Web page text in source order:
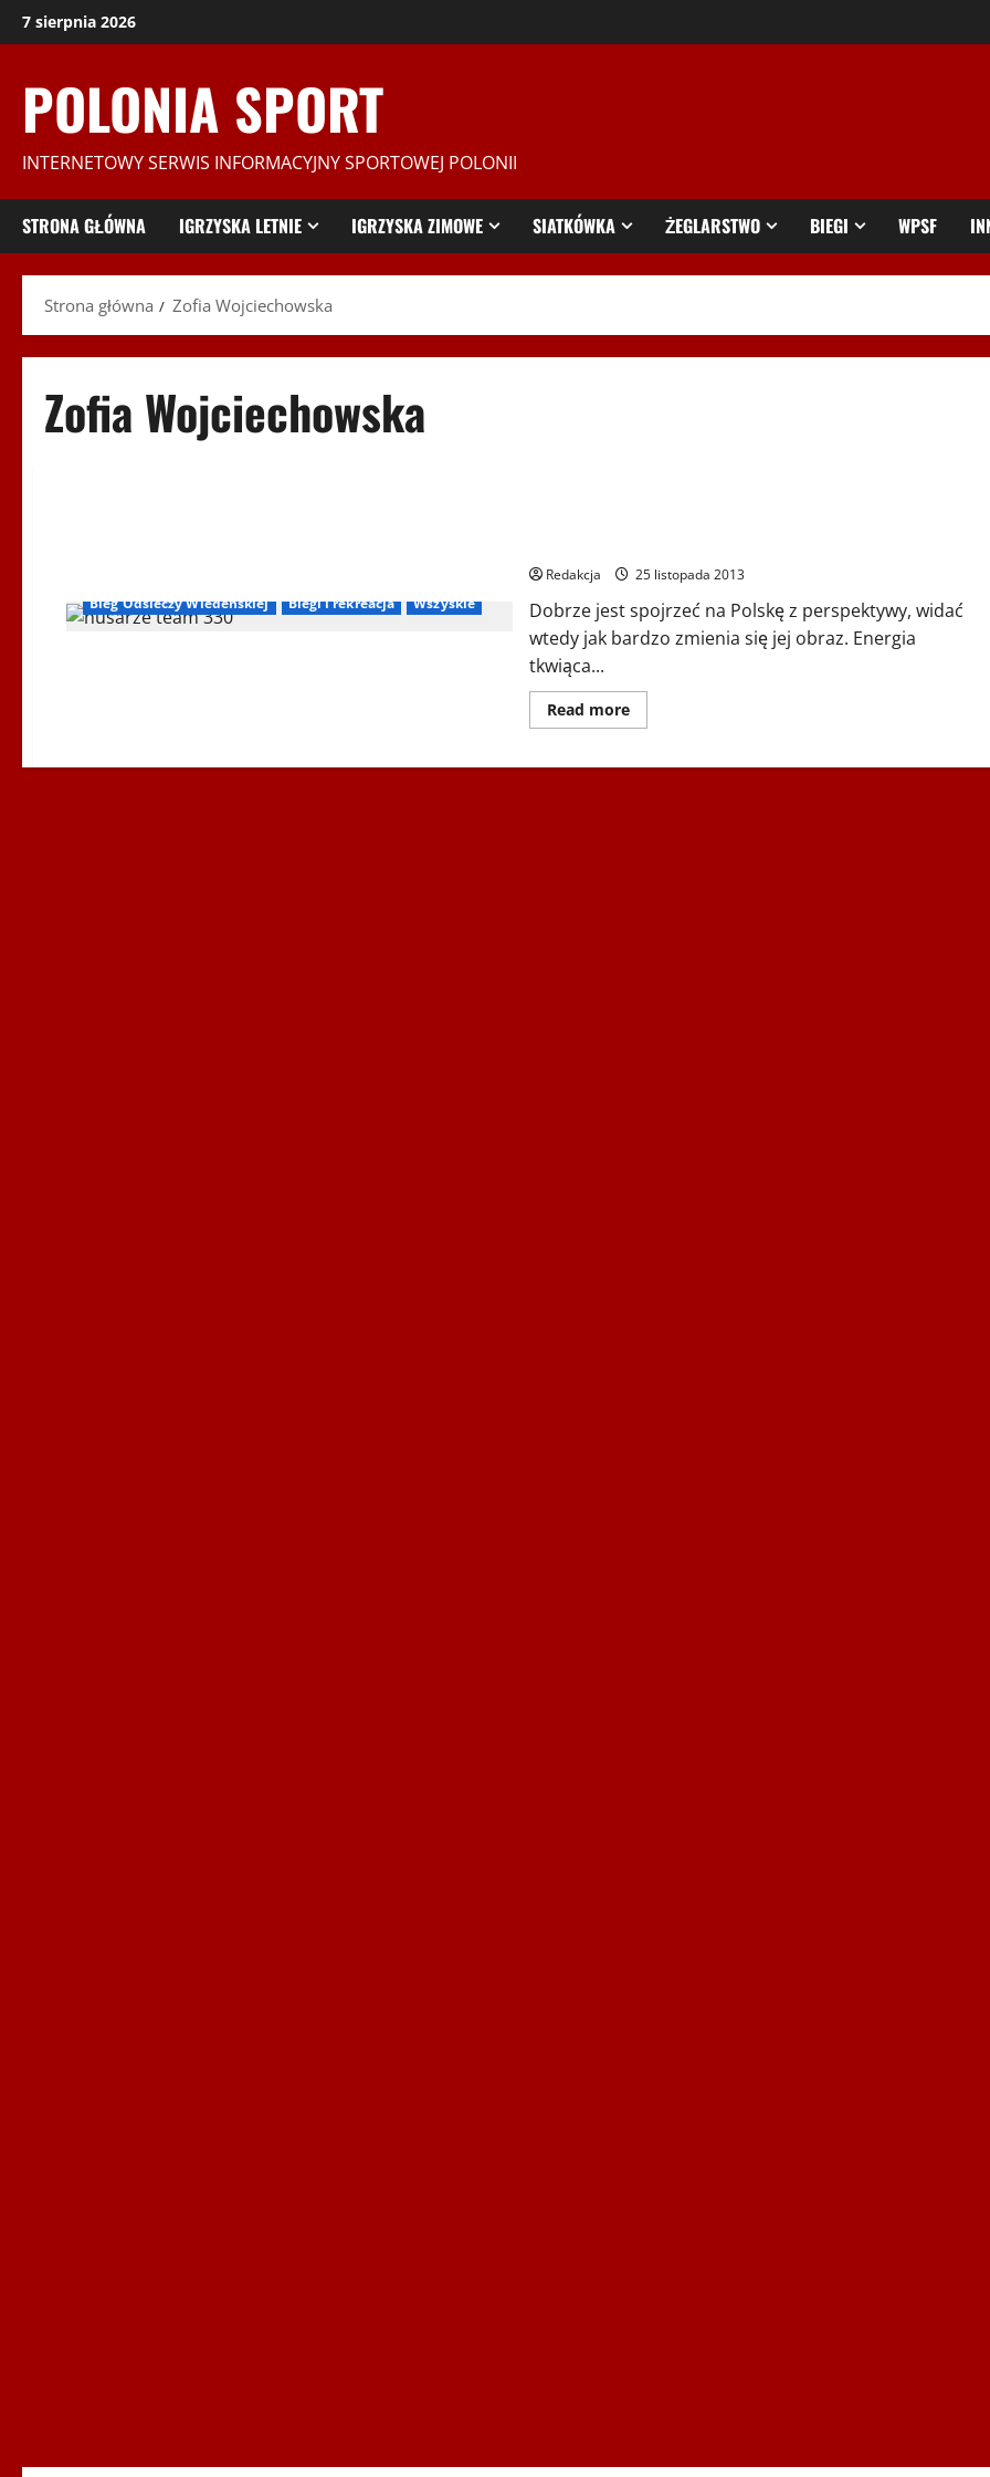
Przejdź
do
7 sierpnia 2026
POLONIA SPORT
INTERNETOWY SERWIS INFORMACYJNY SPORTOWEJ POLONII
STRONA GŁÓWNA IGRZYSKA LETNIE IGRZYSKA ZIMOWE SIATKÓWKA ŻEGLARSTWO BIEGI WPSF
Strona główna Zofia Wojciechowska
Zofia Wojciechowska
Bieg Odsieczy Wiedeńskiej Biegi i rekreacja Wszyskie
Redakcja 25 listopada 2013
Dobrze jest spojrzeć na Polskę z perspektywy, widać
wtedy jak bardzo zmienia się jej obraz. Energia
tkwiąca...
Read moreDowiedz
się
TEAM330